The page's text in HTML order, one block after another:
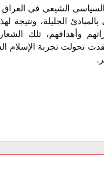
الشيعي في العراق
الجليلة، ونتيجة
وأهدافهم، تلك
فقدت تحولت تجربة